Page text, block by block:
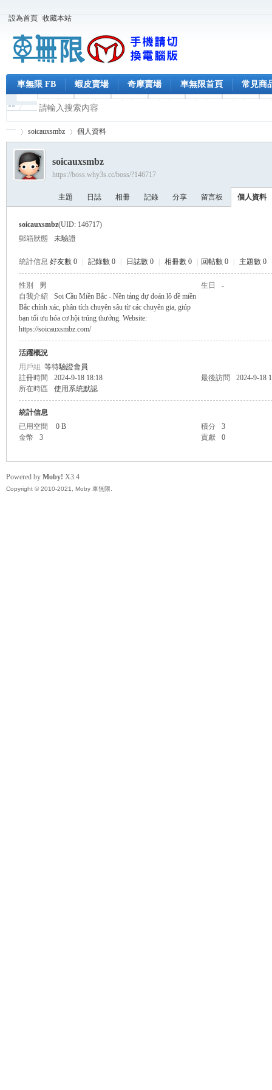
設為首頁 收藏本站
車無限 FB 蝦皮賣場 奇摩賣場 車無限首頁 常見商
›
soicauxsmbz 個人資料
soicauxsmbz
https://boss.why3s.cc/boss/?146717
主題 日誌 相冊 記錄 分享 留言板 個人資料
soicauxsmbz(UID: 146717)
郵箱狀態
未驗證
統計信息 好友數 0 記錄數 0 日誌數 0 相冊數 0 回帖數 0 主題數 0
性別 男 生日
-
自我介紹
Soi Cầu Miền Bắc - Nền tảng dự đoán lô đề miền
Bắc chính xác, phân tích chuyên sâu từ các chuyên gia, giúp
bạn tối ưu hóa cơ hội trúng thưởng. Website:
https://soicauxsmbz.com/
活躍概況
用戶組 等待驗證會員
註冊時間
2024-9-18 18:18 最後訪問
2024-9-18
所在時區
使用系統默認
統計信息
已用空間
0 B 積分
3
金幣
3 貢獻 0
Powered by Moby! X3.4
Copyright © 2010-2021, Moby 車無限.